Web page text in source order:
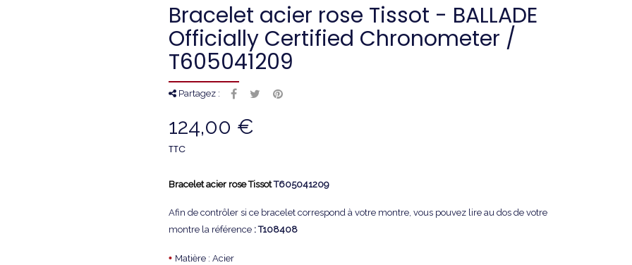
Bracelet acier rose Tissot - BALLADE
Officially Certified Chronometer /
T605041209
Partagez :
124,00 €
TTC
Braceletacier rose Tissot T605041209
Afin de contrôler si ce bracelet correspond à votre montre, vous pouvez lire au dos de votre
montre la référence : T108408
• Matière : Acier